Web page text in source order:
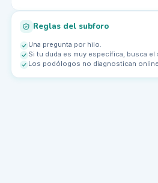
Reglas del subforo
Una pregunta por hilo.
Si tu duda es muy específica, busca el
Los podólogos no diagnostican